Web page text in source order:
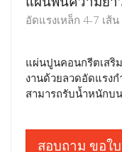
อัดแรงเหล็ก 4-7 เส้
แผ่นปูนคอนกรีตเสริ
งานด้วยลวดอัดแรง
สามารถรับน้ำหนักบ
สอบถาม ขอใ